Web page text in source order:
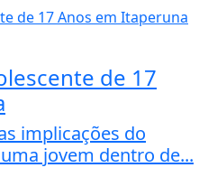
de 17
implicações do
jovem dentro de...